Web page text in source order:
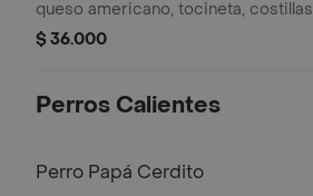
queso americano, tocineta, costillas
BBQ, maíz tierno, chorizo, huevo de
elegir.
$ 36.000
Perros Calientes
Perro Papá Cerdito